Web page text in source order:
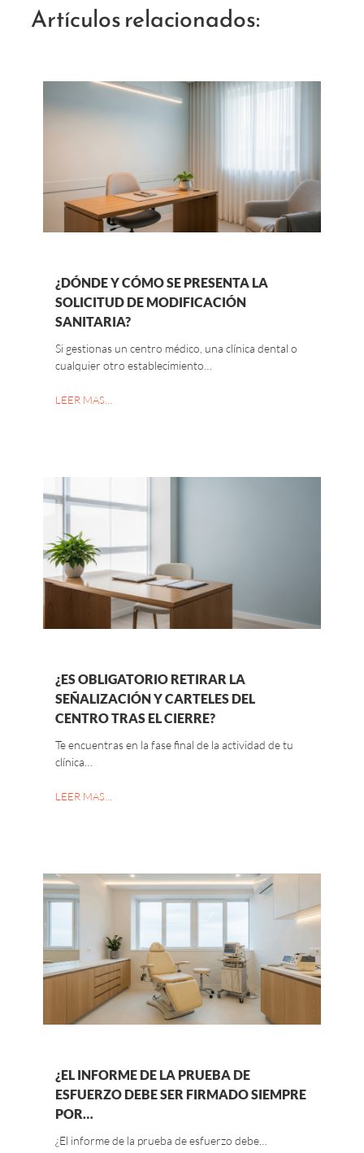
Artículos relacionados:
¿DÓNDE Y CÓMO SE PRESENTA LA
SOLICITUD DE MODIFICACIÓN
SANITARIA?
Si gestionas un centro médico, una clínica dental o
cualquier otro establecimiento…
LEER MAS…
¿ES OBLIGATORIO RETIRAR LA
SEÑALIZACIÓN Y CARTELES DEL
CENTRO TRAS EL CIERRE?
Te encuentras en la fase final de la actividad de tu
clínica…
LEER MAS…
¿EL INFORME DE LA PRUEBA DE
ESFUERZO DEBE SER FIRMADO SIEMPRE
POR…
¿El informe de la prueba de esfuerzo debe…